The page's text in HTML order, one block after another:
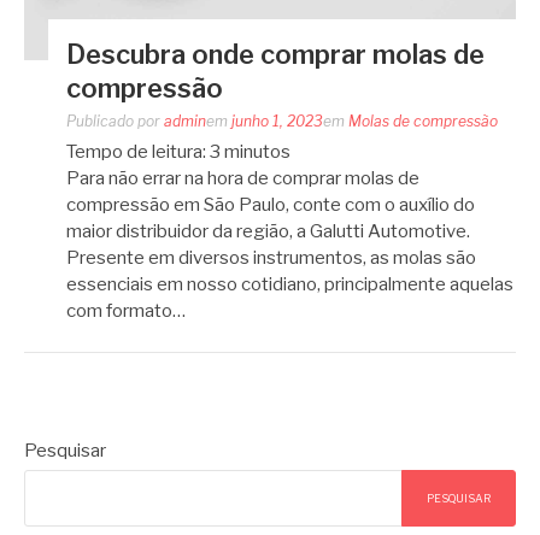
Descubra onde comprar molas de
compressão
Publicado por adminem junho 1, 2023em Molas de compressão
Tempo de leitura: 3 minutos
Para não errar na hora de comprar molas de
compressão em São Paulo, conte com o auxílio do
maior distribuidor da região, a Galutti Automotive.
Presente em diversos instrumentos, as molas são
essenciais em nosso cotidiano, principalmente aquelas
com formato…
Pesquisar
PESQUISAR